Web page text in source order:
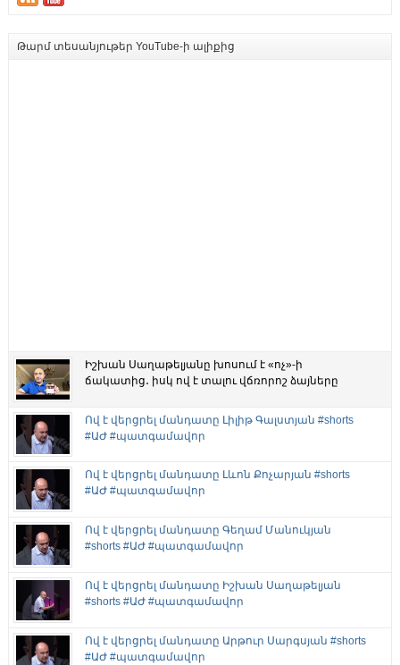
Թարմ տեսանյութեր YouTube-ի ալիքից
Իշխան Սաղաթելյանը խոսում է «ոչ»-ի
ճակատից․ իսկ ով է տալու վճռորոշ ձայները
Ով է վերցրել մանդատը Լիլիթ Գալստյան #shorts
#ԱԺ #պատգամավոր
Ով է վերցրել մանդատը Լևոն Քոչարյան #shorts
#ԱԺ #պատգամավոր
Ով է վերցրել մանդատը Գեղամ Մանուկյան
#shorts #ԱԺ #պատգամավոր
Ով է վերցրել մանդատը Իշխան Սաղաթելյան
#shorts #ԱԺ #պատգամավոր
Ով է վերցրել մանդատը Արթուր Սարգսյան #shorts
#ԱԺ #պատգամավոր